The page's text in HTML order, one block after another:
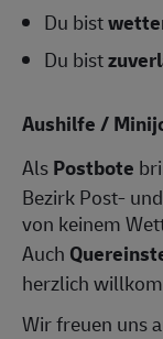
Du bist
Du bist
Aushilfe /
AlsPostbote
Bezirk Post-
von keinem
Auch
herzlich
Wir freuen uns